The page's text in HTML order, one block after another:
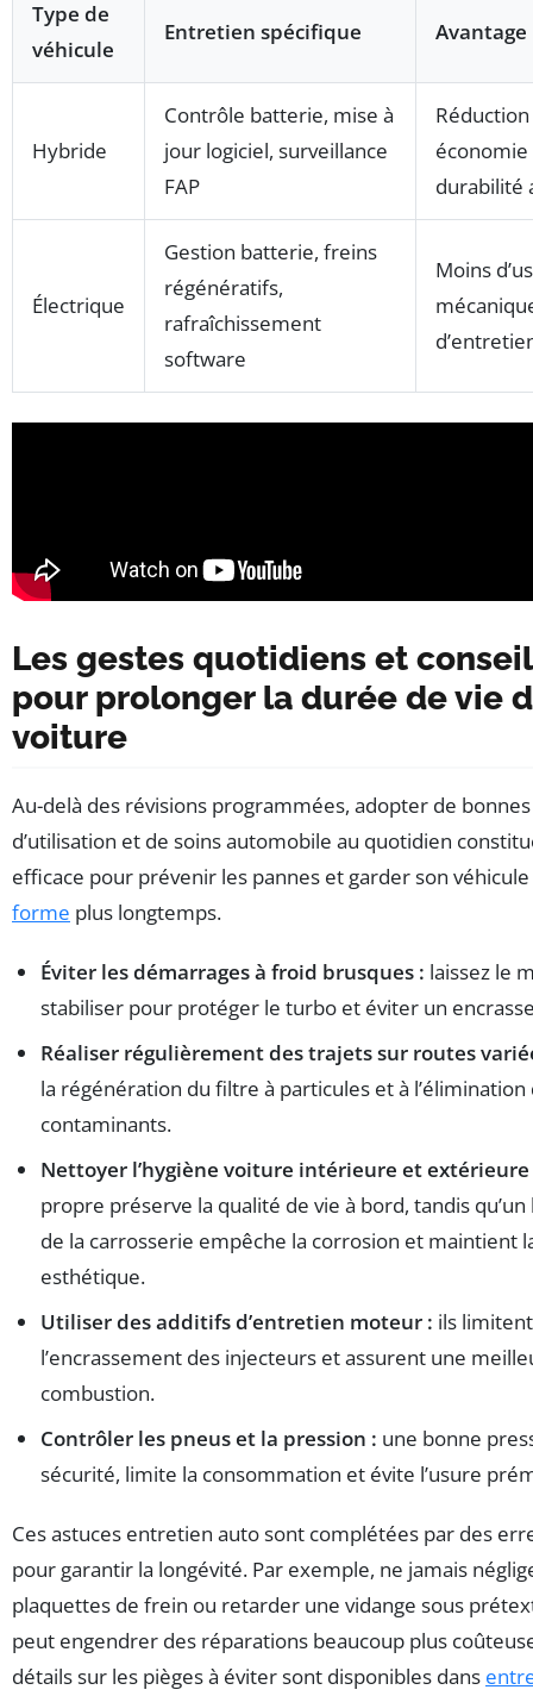
Type de
véhicule
Entretien spécifique Avantage
Hybride
Contrôle batterie, mise à
jour logiciel, surveillance
FAP
durabilité
Électrique
Gestion batterie, freins
régénératifs,
rafraîchissement
software
Moins
Les gestes quotidiens et
pour prolonger la durée de vie
voiture
Au-delà des révisions programmées, adopter de
d’utilisation et de soins automobile au quotidien
efficace pour prévenir les pannes et garder son
forme plus longtemps.
Éviter les démarrages à froid brusques : laissez le
stabiliser pour protéger le turbo et éviter un
Réaliser régulièrement des trajets sur routes
la régénération du filtre à particules et à l’élimination
contaminants.
Nettoyer l’hygiène voiture intérieure et extérieure
propre préserve la qualité de vie à bord, tandis
de la carrosserie empêche la corrosion et maintient
esthétique.
Utiliser des additifs d’entretien moteur : ils limitent
l’encrassement des injecteurs et assurent une
combustion.
Contrôler les pneus et la pression : une bonne
sécurité, limite la consommation et évite l’usure
Ces astuces entretien auto sont complétées par des
pour garantir la longévité. Par exemple, ne jamais
plaquettes de frein ou retarder une vidange sous
peut engendrer des réparations beaucoup plus
détails sur les pièges à éviter sont disponibles dans